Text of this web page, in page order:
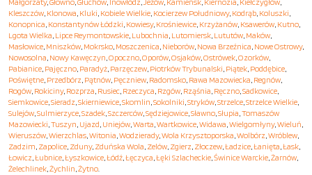
Kleszczów, Klonowa, Kluki, Kobiele Wielkie, Kocierzew Południowy, Kodrąb, Koluszki,
Konopnica, Konstantynów Łódzki, Kowiesy, Krośniewice, Krzyżanów, Ksawerów, Kutno,
Lgota Wielka, Lipce Reymontowskie, Lubochnia, Lutomiersk, Lututów, Maków,
Masłowice, Mniszków, Mokrsko, Moszczenica, Nieborów, Nowa Brzeźnica, Nowe Ostrowy,
Nowosolna, Nowy Kawęczyn,Opoczno,Oporów,Osjaków,Ostrówek,Ozorków,
Pabianice, Pajęczno, Paradyż, Parzęczew, Piotrków Trybunalski, Piątek, Poddębice,
Poświętne, Przedbórz, Pątnów, Pęczniew, Radomsko, Rawa Mazowiecka, Regnów,
Rogów, Rokiciny, Rozprza, Rusiec, Rzeczyca, Rzgów, Rząśnia, Ręczno,Sadkowice,
Siemkowice,Sieradz,Skierniewice,Skomlin,Sokolniki,Stryków,Strzelce,Strzelce Wielkie,
Sulejów,Sulmierzyce,Szadek,Szczerców,Sędziejowice,Sławno,Słupia,Tomaszów
Mazowiecki,Tuszyn, Ujazd, Uniejów,Warta,Wartkowice,Widawa,Wielgomłyny,Wieluń,
Wieruszów,Wierzchlas,Witonia,Wodzierady,Wola Krzysztoporska,Wolbórz,Wróblew,
Zadzim, Zapolice, Zduny, Zduńska Wola, Zelów, Zgierz, Złoczew,Ładzice,Łanięta,Łask,
Łowicz,Łubnice,Łyszkowice,Łódź,Łęczyca,Łęki Szlacheckie,Świnice Warckie,Żarnów,
Żelechlinek,Żychlin,Żytno.